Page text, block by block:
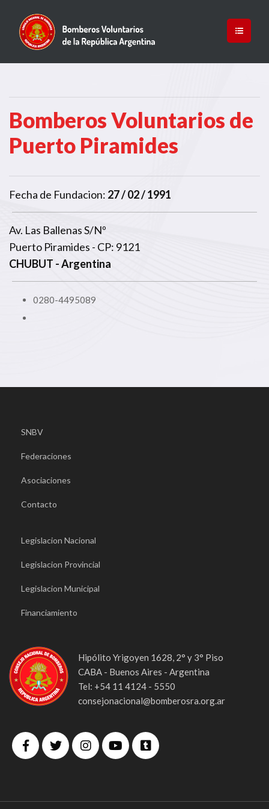
Bomberos Voluntarios de
Puerto Piramides
Fecha de Fundacion: 27 / 02 / 1991
Av. Las Ballenas S/Nº
Puerto Piramides - CP: 9121
CHUBUT - Argentina
0280-4495089
SNBV
Federaciones
Asociaciones
Contacto
Legislacion Nacional
Legislacion Provincial
Legislacion Municipal
Financiamiento
Hipólito Yrigoyen 1628, 2° y 3° Piso
CABA - Buenos Aires - Argentina
Tel: +54 11 4124 - 5550
consejonacional@bomberosra.org.ar